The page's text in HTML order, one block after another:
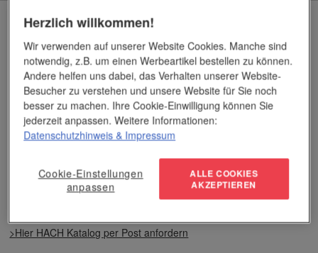
Aktueller Katalog
Blättern Sie im aktuellen Katalog
>Hier HACH Katalog per Post anfordern
Herzlich willkommen!
Wir verwenden auf unserer Website Cookies. Manche sind
notwendig, z.B. um einen Werbeartikel bestellen zu können.
Andere helfen uns dabei, das Verhalten unserer Website-
Besucher zu verstehen und unsere Website für Sie noch
besser zu machen. Ihre Cookie-Einwilligung können Sie
jederzeit anpassen. Weitere Informationen:
Datenschutzhinweis & Impressum
Cookie-Einstellungen
anpassen
ALLE COOKIES
AKZEPTIEREN